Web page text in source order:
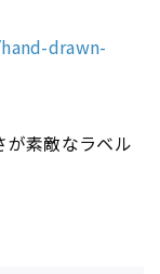
drawn-
が素敵なラベル